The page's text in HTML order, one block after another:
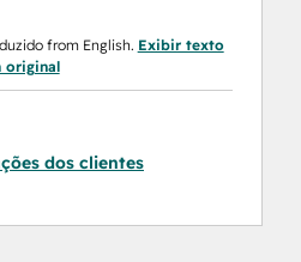
from English. Exibir texto
original
dos clientes